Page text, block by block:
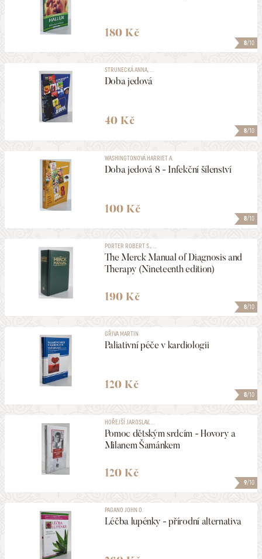
8/10
180 Kč
8/10
STRUNECKÁ ANNA, ...
Doba jedová
40 Kč
8/10
WASHINGTONOVÁ HARRIET A.
Doba jedová 8 - Infekční šílenství
100 Kč
8/10
PORTER ROBERT S., ...
The Merck Manual of Diagnosis and
Therapy (Nineteenth edition)
190 Kč
8/10
GŘIVA MARTIN
Paliativní péče v kardiologii
120 Kč
9/10
HOŘEJŠÍ JAROSLAV, ...
Pomoc dětským srdcím - Hovory a
Milanem Šamánkem
120 Kč
PAGANO JOHN O.
Léčba lupénky - přírodní alternativa